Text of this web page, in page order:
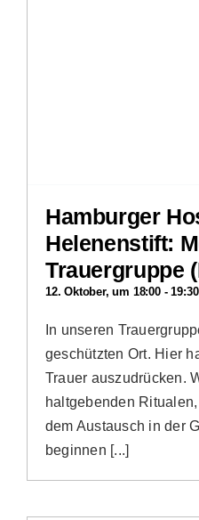
Hamburger
Helenenstift:
Trauergruppe
12. Oktober, um 18:00-19:30
In unseren
geschützten Ort. Hier
Trauer auszudrücken.
haltgebenden
dem Austausch in der
beginnen [...]